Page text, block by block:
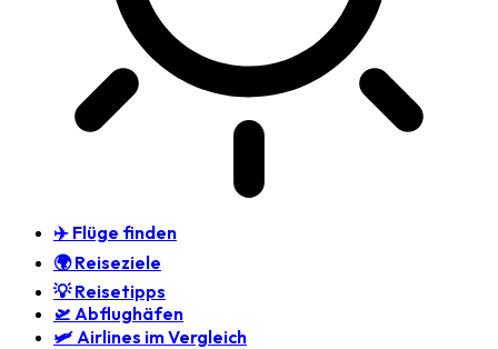
✈️ Flüge finden
🌍 Reiseziele
💡 Reisetipps
🛫 Abflughäfen
🛩️ Airlines im Vergleich